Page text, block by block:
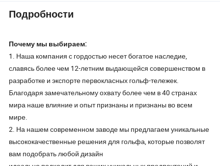
Подробности
Почему мы выбираем:
1. Наша компания с гордостью несет богатое наследие,
славясь более чем 12-летним выдающейся совершенством в
разработке и экспорте первокласных гольф-тележек.
Благодаря замечательному охвату более чем в 40 странах
мира наше влияние и опыт признаны и признаны во всем
мире.
2. На нашем современном заводе мы предлагаем уникальные
высококачественные решения для гольфа, которые позволят
вам подобрать любой дизайн